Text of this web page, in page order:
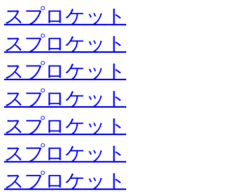
スプロケット
スプロケット
スプロケット
スプロケット
スプロケット
スプロケット
スプロケット